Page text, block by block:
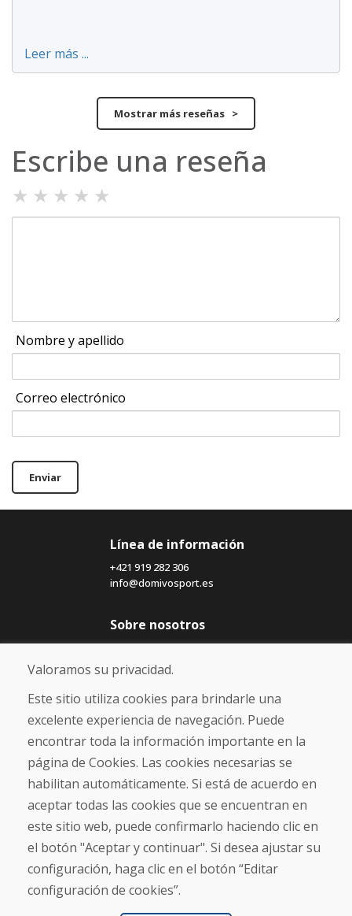
Leer más ...
Mostrar más reseñas >
Escribe una reseña
★ ★ ★ ★ ★
Nombre y apellido
Correo electrónico
Enviar
Línea de información
+421 919 282 306
info@domivosport.es
Sobre nosotros
Blog
Sobre nosotros
Comercio
Contacto
Compra
Tienda electrónica
Envío y pago
NORMAS DE RECLAMACIÓN
Devolución y cambio de mercancías
Política de privacidad
Cookies
Valoramos su privacidad.
Este sitio utiliza cookies para brindarle una
excelente experiencia de navegación. Puede
encontrar toda la información importante en la
página de Cookies. Las cookies necesarias se
habilitan automáticamente. Si está de acuerdo en
aceptar todas las cookies que se encuentran en
este sitio web, puede confirmarlo haciendo clic en
el botón "Aceptar y continuar". Si desea ajustar su
configuración, haga clic en el botón “Editar
configuración de cookies”.